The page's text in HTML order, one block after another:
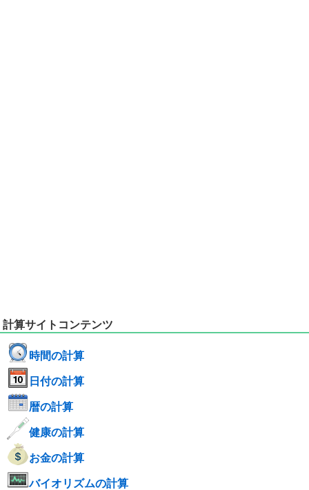
計算サイトコンテンツ
時間の計算
日付の計算
暦の計算
健康の計算
お金の計算
バイオリズムの計算